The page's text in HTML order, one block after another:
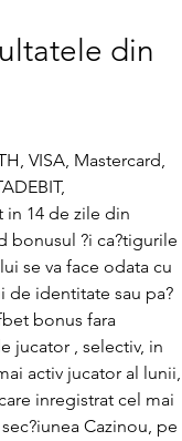
din
VISA, Mastercard,
14 de zile din
bonusul ?i ca?tigurile
se va face odata cu
de identitate sau pa?
bonus fara
jucator , selectiv, in
activ jucator al lunii,
inregistrat cel mai
Cazinou, pe